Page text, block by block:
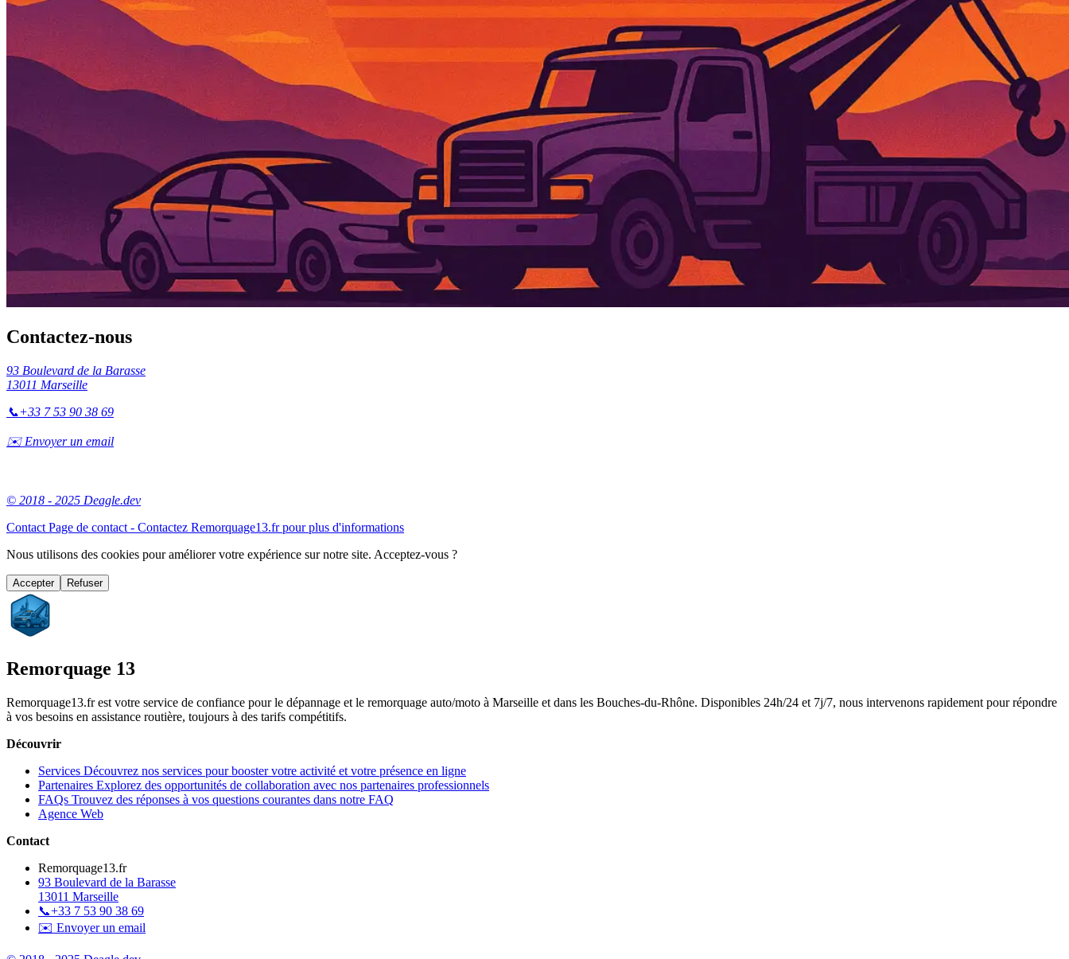
Contactez-nous
93 Boulevard de la Barasse
13011 Marseille
📞+33 7 53 90 38 69
✉️ Envoyer un email
© 2018 - 2025 Deagle.dev
Contact Page de contact - Contactez Remorquage13.fr pour plus d'informations
Nous utilisons des cookies pour améliorer votre expérience sur notre site. Acceptez-vous ?
Accepter Refuser
Remorquage 13
Remorquage13.fr est votre service de confiance pour le dépannage et le remorquage auto/moto à Marseille et dans les Bouches-du-Rhône. Disponibles 24h/24 et 7j/7, nous intervenons rapidement pour répondre
à vos besoins en assistance routière, toujours à des tarifs compétitifs.
Découvrir
Services Découvrez nos services pour booster votre activité et votre présence en ligne
Partenaires Explorez des opportunités de collaboration avec nos partenaires professionnels
FAQs Trouvez des réponses à vos questions courantes dans notre FAQ
Agence Web
Contact
Remorquage13.fr
93 Boulevard de la Barasse
13011 Marseille
📞+33 7 53 90 38 69
✉️ Envoyer un email